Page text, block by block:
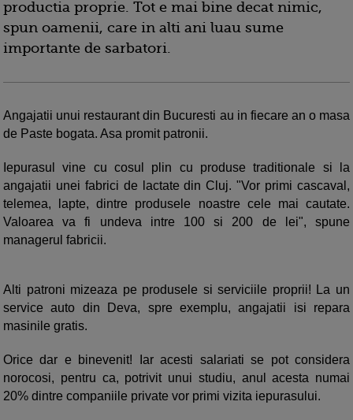
productia proprie. Tot e mai bine decat nimic,
spun oamenii, care in alti ani luau sume
importante de sarbatori.
Angajatii unui restaurant din Bucuresti au in fiecare an o masa
de Paste bogata. Asa promit patronii.
Iepurasul vine cu cosul plin cu produse traditionale si la
angajatii unei fabrici de lactate din Cluj. "Vor primi cascaval,
telemea, lapte, dintre produsele noastre cele mai cautate.
Valoarea va fi undeva intre 100 si 200 de lei", spune
managerul fabricii.
Alti patroni mizeaza pe produsele si serviciile proprii! La un
service auto din Deva, spre exemplu, angajatii isi repara
masinile gratis.
Orice dar e binevenit! Iar acesti salariati se pot considera
norocosi, pentru ca, potrivit unui studiu, anul acesta numai
20% dintre companiile private vor primi vizita iepurasului.